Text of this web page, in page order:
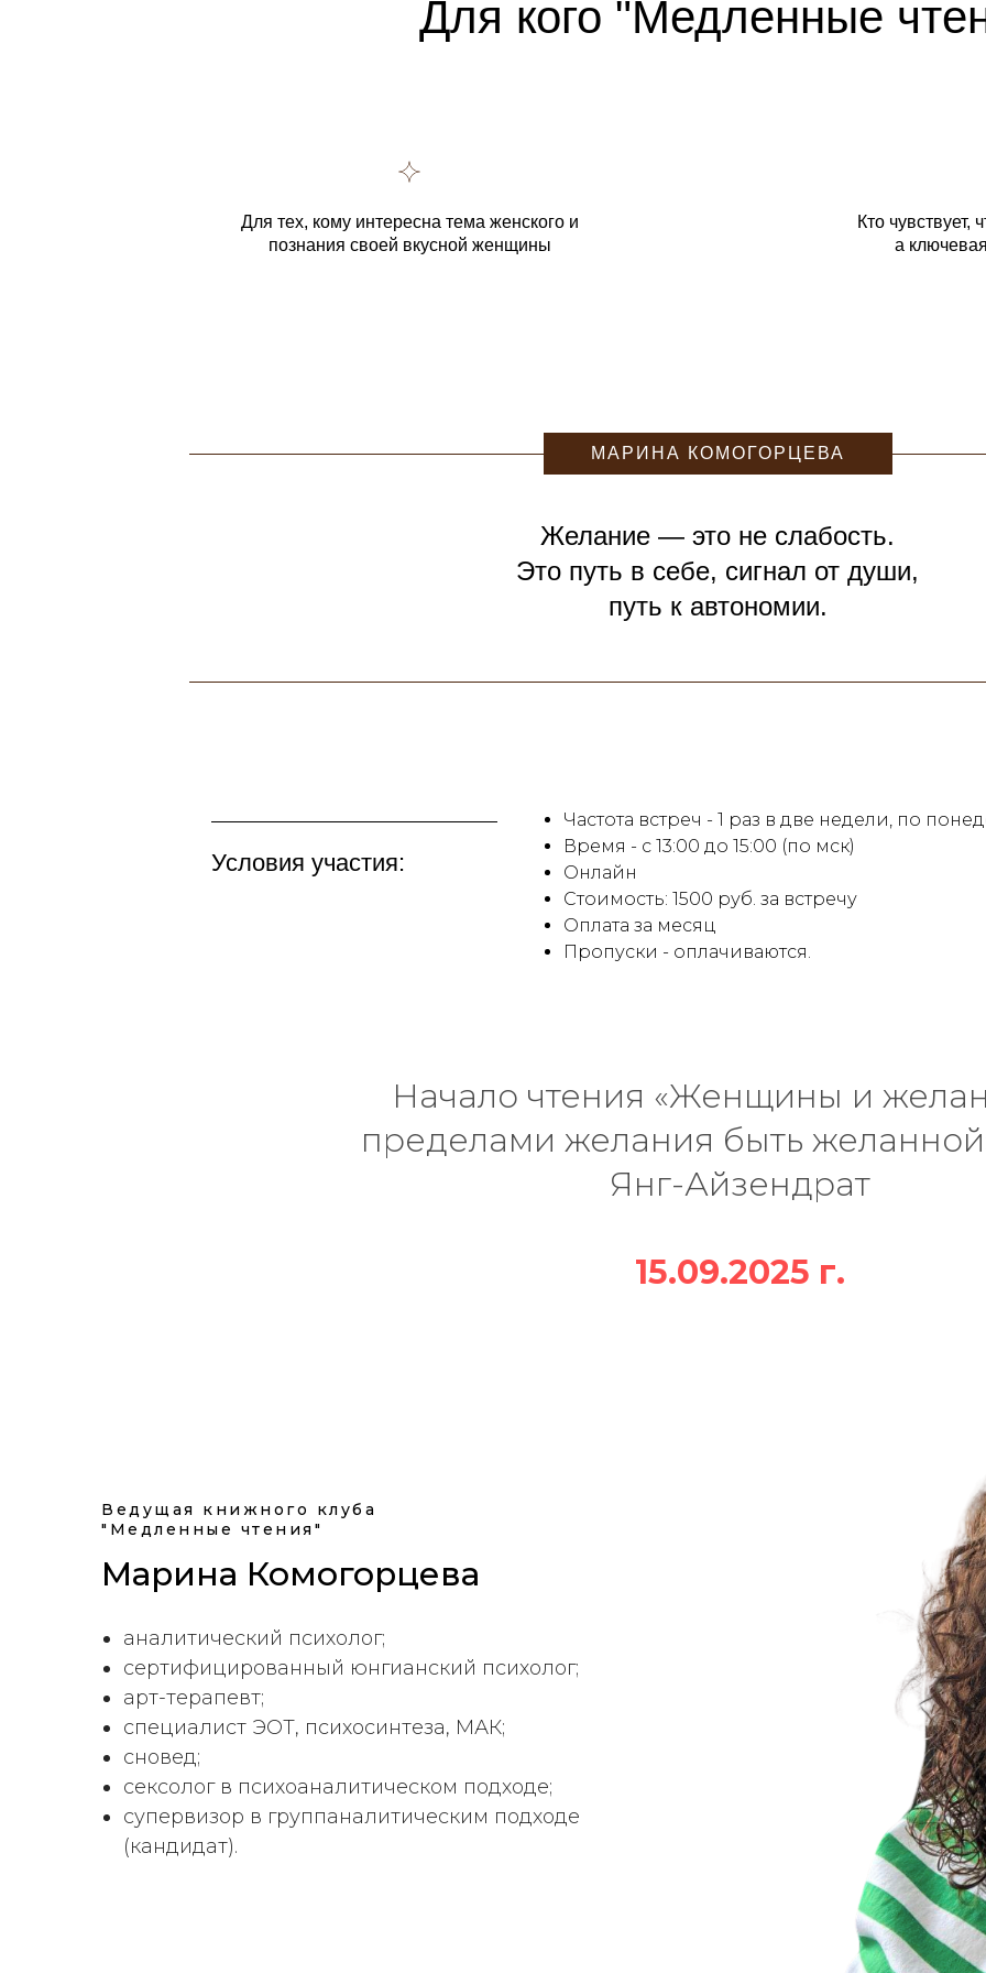
Для кого "Медленные
Для тех, кому интересна тема женского и
познания своей вкусной женщины
Кто чувствует,
а
МАРИНА КОМОГОРЦЕВА
Желание — это не слабость.
Это путь в себе, сигнал от души,
путь к автономии.
Условия участия:
Частота встреч - 1 раз в две недели, по
Время - с 13:00 до 15:00 (по мск)
Онлайн
Стоимость: 1500 руб. за встречу
Оплата за месяц
Пропуски - оплачиваются.
Начало чтения «Женщины и
пределами желания быть
Янг-Айзендрат
15.09.2025 г.
Ведущая книжного клуба
"Медленные чтения"
Марина Комогорцева
аналитический психолог;
сертифицированный юнгианский психолог;
арт-терапевт;
специалист ЭОТ, психосинтеза, МАК;
сновед;
сексолог в психоаналитическом подходе;
супервизор в группаналитическим подходе
(кандидат).